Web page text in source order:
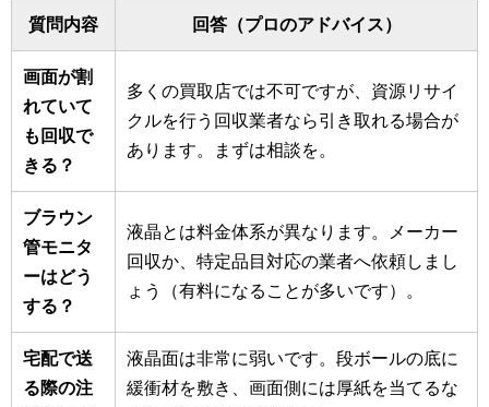
質問内容 回答（プロのアドバイス）
画面が割
れていて
も回収で
きる？
多くの買取店では不可ですが、資源リサイ
クルを行う回収業者なら引き取れる場合が
あります。まずは相談を。
ブラウン
管モニタ
ーはどう
する？
液晶とは料金体系が異なります。メーカー
回収か、特定品目対応の業者へ依頼しまし
ょう（有料になることが多いです）。
宅配で送
る際の注
液晶面は非常に弱いです。段ボールの底に
緩衝材を敷き、画面側には厚紙を当てるな